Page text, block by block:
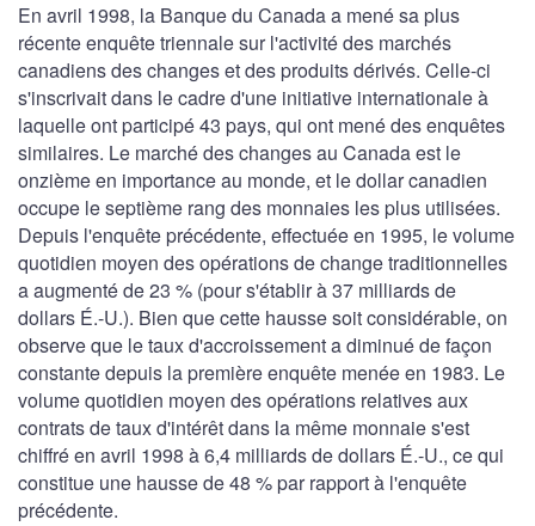
En avril 1998, la Banque du Canada a mené sa plus
récente enquête triennale sur l'activité des marchés
canadiens des changes et des produits dérivés. Celle-ci
s'inscrivait dans le cadre d'une initiative internationale à
laquelle ont participé 43 pays, qui ont mené des enquêtes
similaires. Le marché des changes au Canada est le
onzième en importance au monde, et le dollar canadien
occupe le septième rang des monnaies les plus utilisées.
Depuis l'enquête précédente, effectuée en 1995, le volume
quotidien moyen des opérations de change traditionnelles
a augmenté de 23 % (pour s'établir à 37 milliards de
dollars É.-U.). Bien que cette hausse soit considérable, on
observe que le taux d'accroissement a diminué de façon
constante depuis la première enquête menée en 1983. Le
volume quotidien moyen des opérations relatives aux
contrats de taux d'intérêt dans la même monnaie s'est
chiffré en avril 1998 à 6,4 milliards de dollars É.-U., ce qui
constitue une hausse de 48 % par rapport à l'enquête
précédente.